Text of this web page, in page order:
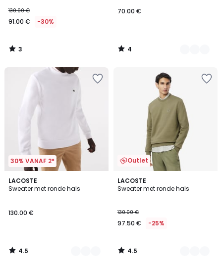
130.00 €
91.00 € -30%
3
/
70.00 €
4
/
30% VANAF 2*
LACOSTE
Sweater met ronde hals
130.00 €
4.5
/ 5
8
Kleuren
4.5
/
Outlet
LACOSTE
Sweater met ronde hals
130.00 €
97.50 € -25%
4.5
/ 5
3
Kleuren
4.5
/